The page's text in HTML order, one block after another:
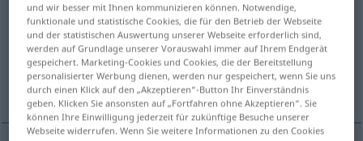
Übersicht aller Übersetzungen
(Für mehr Details die Übersetzung anklicken/antippen)
伸缩, 膨胀
und wir besser mit Ihnen kommunizieren können. Notwendige,
funktionale und statistische Cookies, die für den Betrieb der Webseite
und der statistischen Auswertung unserer Webseite erforderlich sind,
werden auf Grundlage unserer Vorauswahl immer auf Ihrem Endgerät
gespeichert. Marketing-Cookies und Cookies, die der Bereitstellung
personalisierter Werbung dienen, werden nur gespeichert, wenn Sie uns
durch einen Klick auf den „Akzeptieren“-Button Ihr Einverständnis
geben. Klicken Sie ansonsten auf „Fortfahren ohne Akzeptieren“. Sie
können Ihre Einwilligung jederzeit für zukünftige Besuche unserer
Webseite widerrufen. Wenn Sie weitere Informationen zu den Cookies